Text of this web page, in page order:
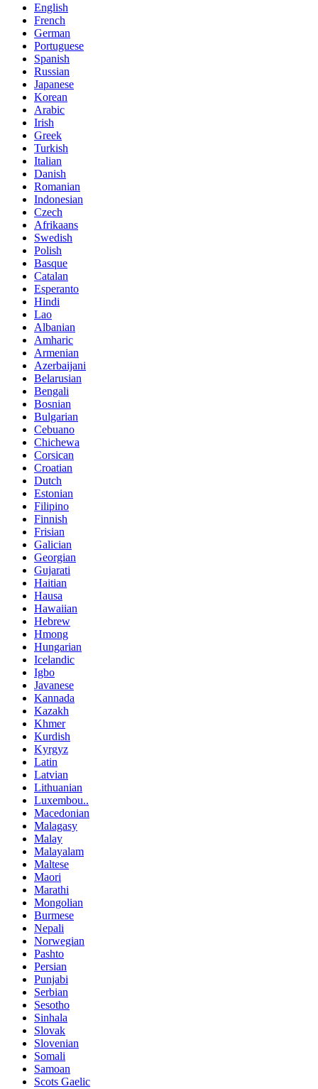
English
French
German
Portuguese
Spanish
Russian
Japanese
Korean
Arabic
Irish
Greek
Turkish
Italian
Danish
Romanian
Indonesian
Czech
Afrikaans
Swedish
Polish
Basque
Catalan
Esperanto
Hindi
Lao
Albanian
Amharic
Armenian
Azerbaijani
Belarusian
Bengali
Bosnian
Bulgarian
Cebuano
Chichewa
Corsican
Croatian
Dutch
Estonian
Filipino
Finnish
Frisian
Galician
Georgian
Gujarati
Haitian
Hausa
Hawaiian
Hebrew
Hmong
Hungarian
Icelandic
Igbo
Javanese
Kannada
Kazakh
Khmer
Kurdish
Kyrgyz
Latin
Latvian
Lithuanian
Luxembou..
Macedonian
Malagasy
Malay
Malayalam
Maltese
Maori
Marathi
Mongolian
Burmese
Nepali
Norwegian
Pashto
Persian
Punjabi
Serbian
Sesotho
Sinhala
Slovak
Slovenian
Somali
Samoan
Scots Gaelic